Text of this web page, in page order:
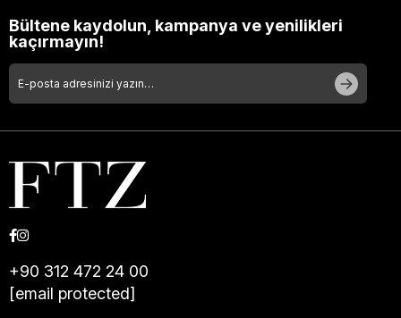
Bültene kaydolun, kampanya ve yenilikleri
kaçırmayın!
+90 312 472 24 00
[email protected]